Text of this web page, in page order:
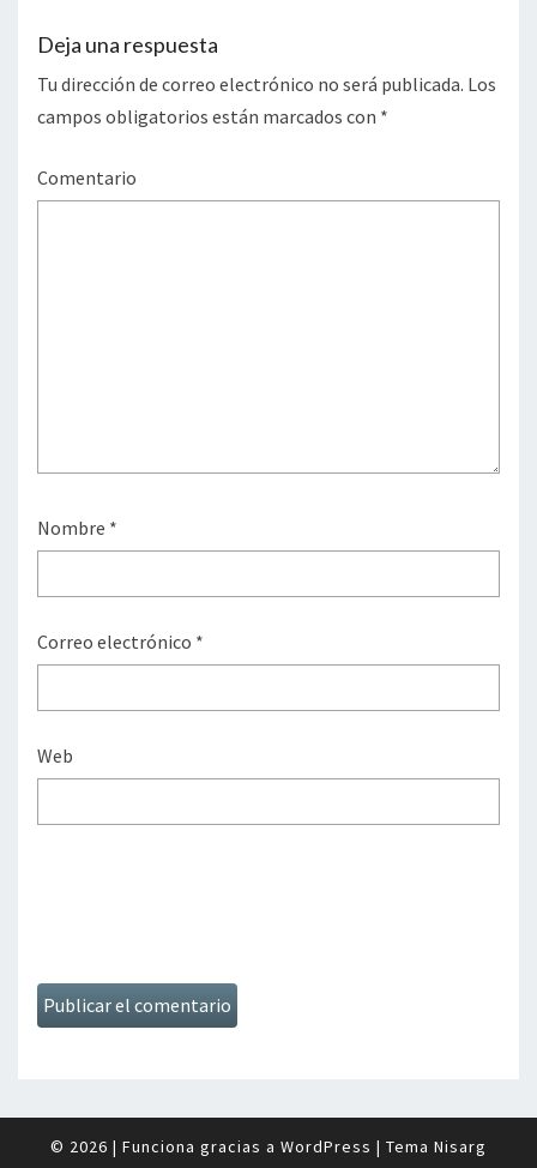
Deja una respuesta
Tu dirección de correo electrónico no será publicada. Los
campos obligatorios están marcados con *
Comentario
Nombre *
Correo electrónico *
Web
© 2026 | Funciona gracias a WordPress | Tema Nisarg